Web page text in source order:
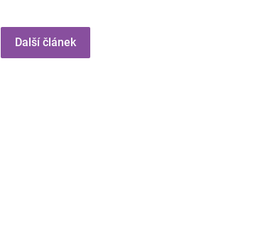
Další článek